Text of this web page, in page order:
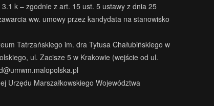
k – zgodnie z art. 15 ust. 5 ustawy z dnia 25
ww. umowy przez kandydata na stanowisko
Tatrzańskiego im. dra Tytusa Chałubińskiego w
ul. Zacisze 5 w Krakowie (wejście od ul.
Urzędu Marszałkowskiego Województwa